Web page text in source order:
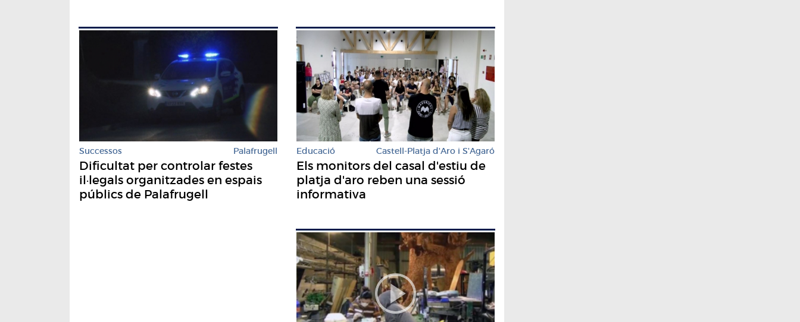
Successos Palafrugell
Dificultat per controlar festes
il·legals organitzades en espais
públics de Palafrugell
Educació Castell-Platja d'Aro i S'Agaró
Els monitors del casal d'estiu de
platja d'aro reben una sessió
informativa